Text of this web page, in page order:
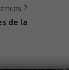
?
de la